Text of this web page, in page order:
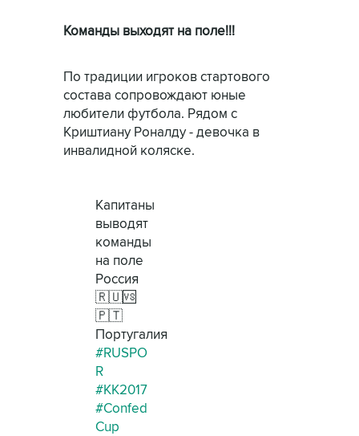
Команды выходят на поле!!!
По традиции игроков стартового
состава сопровождают юные
любители футбола. Рядом с
Криштиану Роналду - девочка в
инвалидной коляске.
Капитаны
выводят
команды
на поле
Россия
🇷🇺🆚
🇵🇹
Португалия
#RUSPO
R
#КК2017
#Confed
Cup